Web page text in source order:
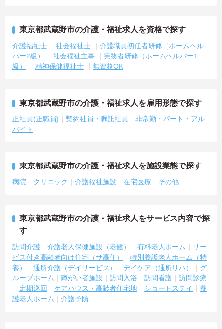
東京都武蔵野市の介護・福祉求人を資格で探す
介護福祉士 社会福祉士
介護職員初任者研修（ホームヘル
パー2級）
社会福祉主事
実務者研修（ホームヘルパー1
級）
精神保健福祉士 無資格OK
東京都武蔵野市の介護・福祉求人を雇用形態で探す
正社員(正職員) 契約社員・嘱託社員
非常勤・パート・アル
バイト
東京都武蔵野市の介護・福祉求人を施設業態で探す
病院 クリニック 介護福祉施設 在宅医療 その他
東京都武蔵野市の介護・福祉求人をサービス内容で探
す
訪問介護 介護老人保健施設（老健） 有料老人ホーム
サー
ビス付き高齢者向け住宅（サ高住）
特別養護老人ホーム（特
養）
通所介護（デイサービス） デイケア（通所リハ）
グ
ループホーム
障がい者施設 訪問入浴 訪問看護
訪問診療
定期巡回
ケアハウス・高齢者住宅地 ショートステイ
養
護老人ホーム
介護予防